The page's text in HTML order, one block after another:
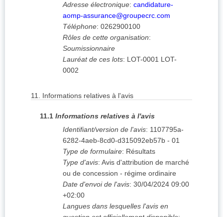
Adresse électronique: candidature-
aomp-assurance@groupecrc.com
Téléphone: 0262900100
Rôles de cette organisation:
Soumissionnaire
Lauréat de ces lots: LOT-0001 LOT-
0002
11. Informations relatives à l'avis
11.1 Informations relatives à l'avis
Identifiant/version de l'avis: 1107795a-
6282-4aeb-8cd0-d315092eb57b - 01
Type de formulaire: Résultats
Type d'avis: Avis d'attribution de marché
ou de concession - régime ordinaire
Date d'envoi de l'avis: 30/04/2024 09:00
+02:00
Langues dans lesquelles l'avis en